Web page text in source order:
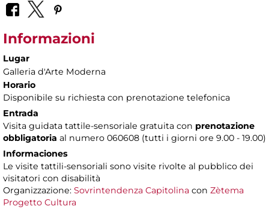
Informazioni
Lugar
Galleria d'Arte Moderna
Horario
Disponibile su richiesta con prenotazione telefonica
Entrada
Visita guidata tattile-sensoriale gratuita con prenotazione
obbligatoria al numero 060608 (tutti i giorni ore 9.00 - 19.00)
Informaciones
Le visite tattili-sensoriali sono visite rivolte al pubblico dei
visitatori con disabilità
Organizzazione: Sovrintendenza Capitolina con Zètema
Progetto Cultura